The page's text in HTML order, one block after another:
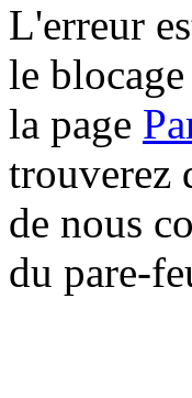
L'erreur
le
la page
trouverez
de nous
du pare-